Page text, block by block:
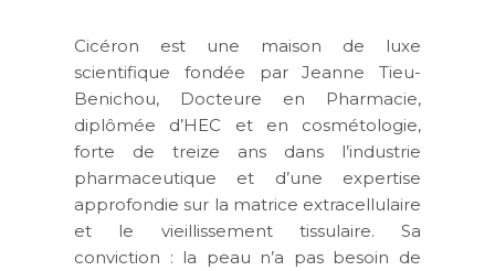
Cicéron est une maison de luxe
scientifique fondée par Jeanne Tieu-
Benichou, Docteure en Pharmacie,
diplômée d’HEC et en cosmétologie,
forte de treize ans dans l’industrie
pharmaceutique et d’une expertise
approfondie sur la matrice extracellulaire
et le vieillissement tissulaire. Sa
conviction : la peau n’a pas besoin de